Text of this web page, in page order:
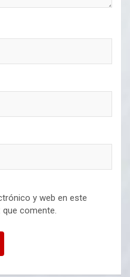
y web en este
que comente.